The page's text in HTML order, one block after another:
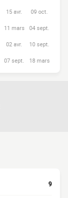
15 avr. 09 oct.
11 mars 04 sept.
02 avr. 10 sept.
07 sept. 18 mars
9